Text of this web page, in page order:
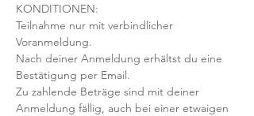
KONDITIONEN:
Teilnahme nur mit verbindlicher
Voranmeldung.
Nach deiner Anmeldung erhältst du eine
Bestätigung per Email.
Zu zahlende Beträge sind mit deiner
Anmeldung fällig, auch bei einer etwaigen